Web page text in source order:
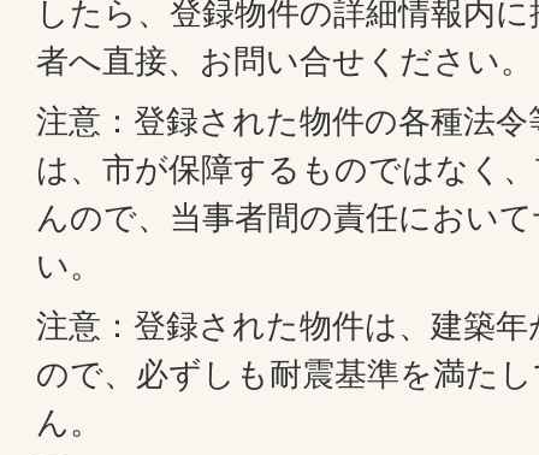
したら、登録物件の詳細情報内
者へ直接、お問い合せください。
注意：登録された物件の各種法
は、市が保障するものではなく
んので、当事者間の責任におい
い。
注意：登録された物件は、建築
ので、必ずしも耐震基準を満た
ん。